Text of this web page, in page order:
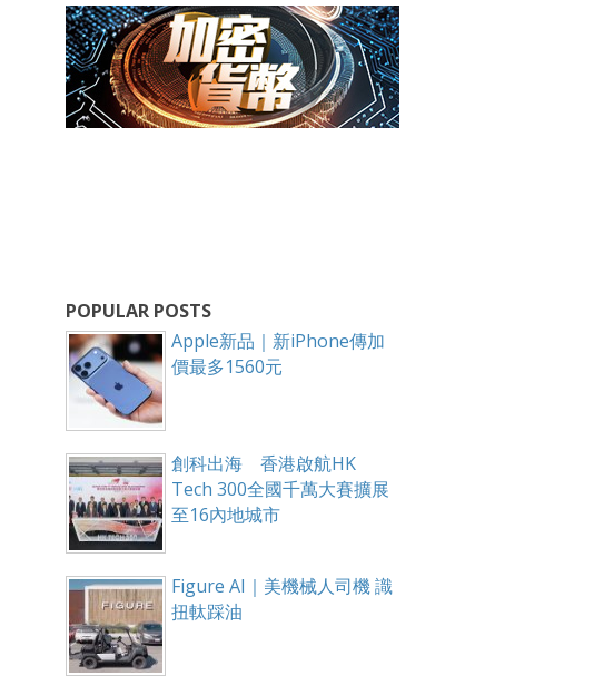
POPULAR POSTS
Apple新品｜新iPhone傳加
價最多1560元
創科出海 香港啟航HK
Tech 300全國千萬大賽擴展
至16內地城市
Figure AI｜美機械人司機 識
扭軚踩油